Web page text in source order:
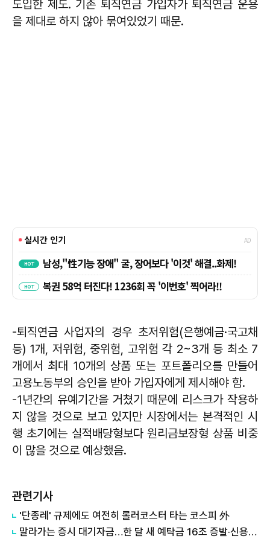
도입한 제도. 기존 퇴직연금 가입자가 퇴직연금 운용
을 제대로 하지 않아 묶여있었기 때문.
-퇴직연금 사업자의 경우 초저위험(은행예금·국고채
등) 1개, 저위험, 중위험, 고위험 각 2~3개 등 최소 7
개에서 최대 10개의 상품 또는 포트폴리오를 만들어
고용노동부의 승인을 받아 가입자에게 제시해야 함.
-1년간의 유예기간을 거쳤기 때문에 리스크가 작용하
지 않을 것으로 보고 있지만 시장에서는 본격적인 시
행 초기에는 실적배당형보다 원리금보장형 상품 비중
이 많을 것으로 예상했음.
관련기사
'단종레' 규제에도 여전히 롤러코스터 타는 코스피 外
말라가는 증시 대기자금…한 달 새 예탁금 16조 증발·신용융자 하루 3.2조 청산 外